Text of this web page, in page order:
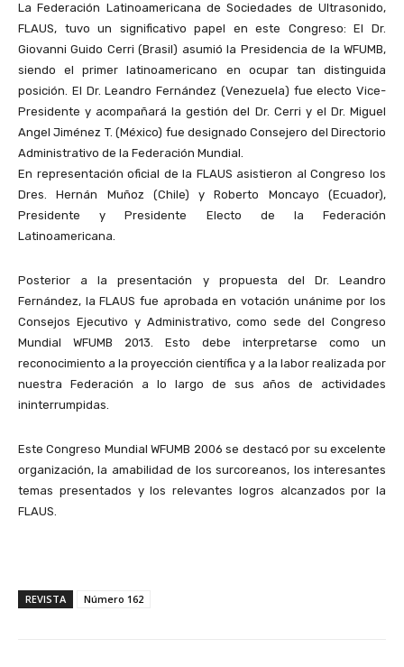
La Federación Latinoamericana de Sociedades de Ultrasonido,
FLAUS, tuvo un significativo papel en este Congreso: El Dr.
Giovanni Guido Cerri (Brasil) asumió la Presidencia de la WFUMB,
siendo el primer latinoamericano en ocupar tan distinguida
posición. El Dr. Leandro Fernández (Venezuela) fue electo Vice-
Presidente y acompañará la gestión del Dr. Cerri y el Dr. Miguel
Angel Jiménez T. (México) fue designado Consejero del Directorio
Administrativo de la Federación Mundial.
En representación oficial de la FLAUS asistieron al Congreso los
Dres. Hernán Muñoz (Chile) y Roberto Moncayo (Ecuador),
Presidente y Presidente Electo de la Federación
Latinoamericana.
Posterior a la presentación y propuesta del Dr. Leandro
Fernández, la FLAUS fue aprobada en votación unánime por los
Consejos Ejecutivo y Administrativo, como sede del Congreso
Mundial WFUMB 2013. Esto debe interpretarse como un
reconocimiento a la proyección científica y a la labor realizada por
nuestra Federación a lo largo de sus años de actividades
ininterrumpidas.
Este Congreso Mundial WFUMB 2006 se destacó por su excelente
organización, la amabilidad de los surcoreanos, los interesantes
temas presentados y los relevantes logros alcanzados por la
FLAUS.
REVISTA Número 162